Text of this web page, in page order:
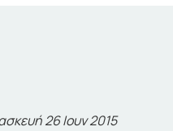
26 Ιουν 2015